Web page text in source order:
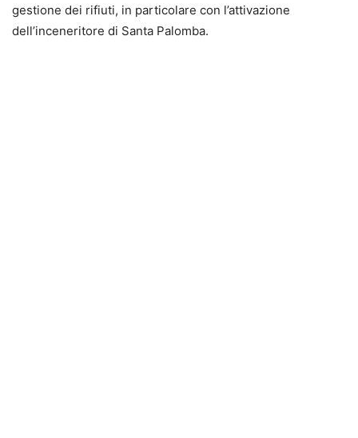
gestione dei rifiuti, in particolare con l’attivazione
dell’inceneritore di Santa Palomba.